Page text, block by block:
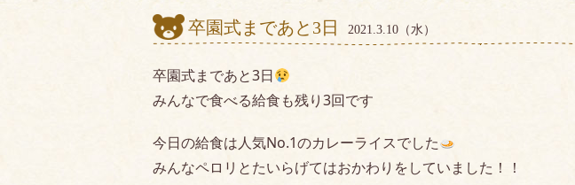
卒園式まであと3日 2021.3.10（水）
卒園式まであと3日
みんなで食べる給食も残り3回です
今日の給食は人気No.1のカレーライスでした
みんなペロリとたいらげてはおかわりをしていました！！